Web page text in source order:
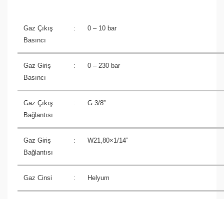
Gaz Çıkış
Basıncı
: 0 – 10 bar
Gaz Giriş
Basıncı
: 0 – 230 bar
Gaz Çıkış
Bağlantısı
: G 3/8”
Gaz Giriş
Bağlantısı
: W21,80×1/14”
Gaz Cinsi : Helyum